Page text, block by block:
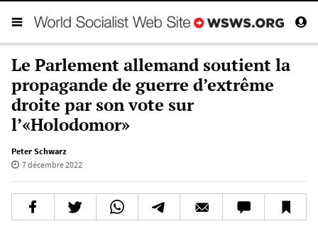
Le Parlement allemand soutient la
propagande de guerre d’extrême
droite par son vote sur
l’«Holodomor»
Peter Schwarz
7 décembre 2022